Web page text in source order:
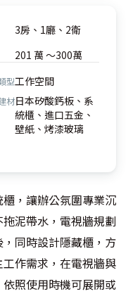
3房、1廳、2衛
201 萬 ～300萬
型工作空間
材日本矽酸鈣板、系
統櫃、進口五金、
壁紙、烤漆玻璃
，讓辦公氛圍專業沉
泥帶水，電視牆規劃
同時設計隱藏櫃，方
作需求，在電視牆與
照使用時機可展開或